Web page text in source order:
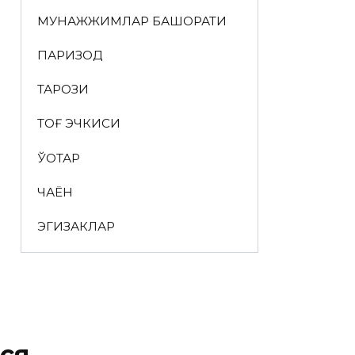
МУНАЖЖИМЛАР БАШОРАТИ
ПАРИЗОД
ТАРОЗИ
ТОҒ ЭЧКИСИ
ЎҚОТАР
ЧАЁН
ЭГИЗАКЛАР